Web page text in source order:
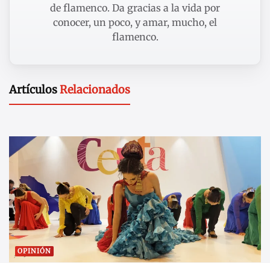
de flamenco. Da gracias a la vida por
conocer, un poco, y amar, mucho, el
flamenco.
ArtículosRelacionados
OPINIÓN